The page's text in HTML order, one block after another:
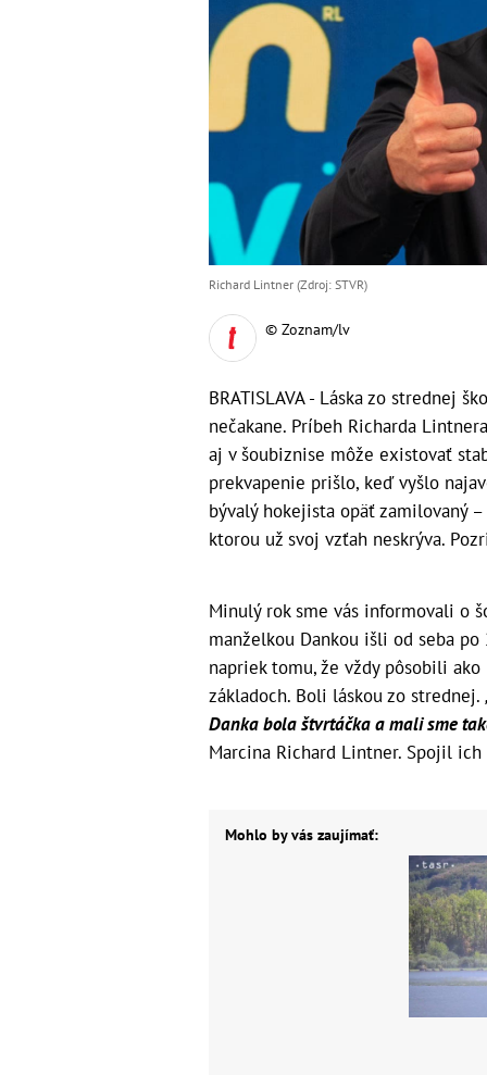
Richard Lintner (Zdroj: STVR)
© Zoznam/lv
BRATISLAVA - Láska zo strednej
nečakane. Príbeh Richarda
aj v šoubiznise môže existovať
prekvapenie prišlo, keď vyšlo
bývalý hokejista opäť zamilovaný
ktorou už svoj vzťah neskrýva.
Minulý rok sme vás informovali o
manželkou Dankou išli od seba
napriek tomu, že vždy pôsobili
základoch. Boli láskou zo strednej.
Danka bola štvrtáčka a mali sme
Marcina Richard Lintner. Spojil
Mohlo by vás zaujímať: